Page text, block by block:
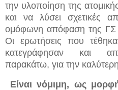
την υλοποίηση της
και να λύσει σχετικές
ομόφωνη απόφαση της
Οι ερωτήσεις που
κατεγράφησαν και
παρακάτω, για την
Είναι νόμιμη, ως